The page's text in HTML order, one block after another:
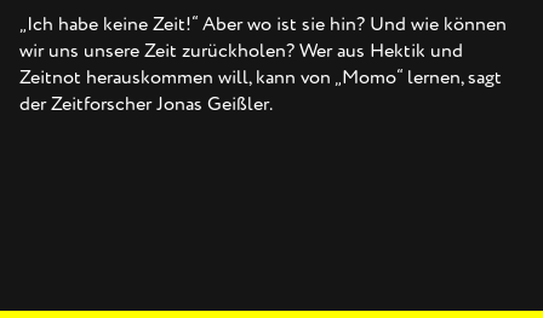
„Ich habe keine Zeit!“ Aber wo ist sie hin? Und wie können
wir uns unsere Zeit zurückholen? Wer aus Hektik und
Zeitnot herauskommen will, kann von „Momo“ lernen, sagt
der Zeitforscher Jonas Geißler.